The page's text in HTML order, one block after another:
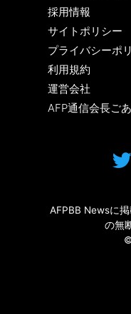
採用情報
サイトポリシー
プライバシーポ
利用規約
運営会社
AFP通信会長ご
AFPBB Newsに
の無